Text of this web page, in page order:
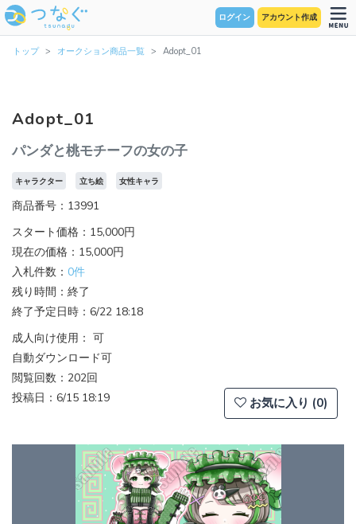
ログイン アカウント作成
トップ オークション商品一覧 Adopt_01
Adopt_01
パンダと桃モチーフの女の子
キャラクター 立ち絵 女性キャラ
商品番号：13991
スタート価格：15,000円
現在の価格：15,000円
入札件数： 0件
残り時間：終了
終了予定日時：6/22 18:18
成人向け使用： 可
自動ダウンロード可
閲覧回数：202回
投稿日：6/15 18:19
お気に入り (0)